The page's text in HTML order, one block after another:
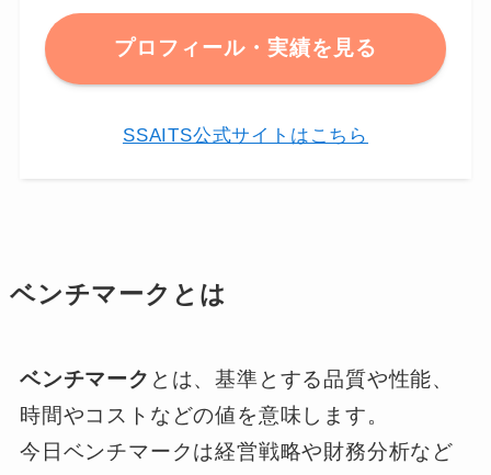
プロフィール・実績を見る
SSAITS公式サイトはこちら
ベンチマークとは
ベンチマーク とは、基準とする品質や性能、
時間やコストなどの値を意味します。
今日ベンチマークは経営戦略や財務分析など